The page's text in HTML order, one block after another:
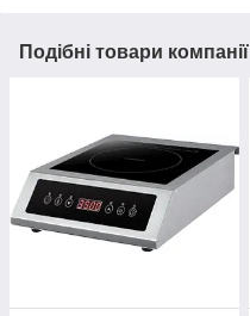
Подібні товари компанії